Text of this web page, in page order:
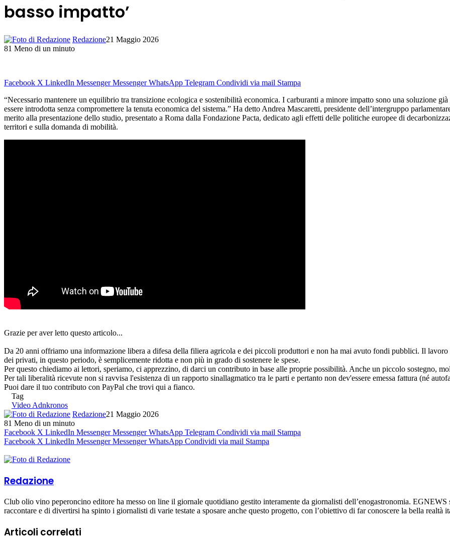
basso impatto’
Redazione21 Maggio 2026
81 Meno di un minuto
Facebook X LinkedIn Messenger Messenger WhatsApp Telegram Condividi via mail Stampa
“Necessario mantenere un equilibrio tra transizione ecologica e sostenibilità economica. I carburanti a minore impatto sono una soluzione
essere introdotta senza compromettere la tenuta economica del sistema.” Ha detto Andrea Mascaretti, presidente dell’intergruppo
merito alla presentazione dello studio, presentato a Roma dalla Fondazione Pacta, dedicato agli effetti delle politiche europee di
territori e sulla domanda di mobilità.
Grazie per aver letto questo articolo...
Da 20 anni offriamo una informazione libera a difesa della filiera agricola e dei piccoli produttori e non ha mai avuto fondi pubblici. Il
dei privati, in questo periodo, è semplicemente ridotta e non più in grado di sostenere le spese.
Per questo chiediamo ai lettori, speriamo, ci apprezzino, di darci un contributo in base alle proprie possibilità. Anche un piccolo sostegno,
Per tali liberalità ricevute non si ravvisa l'esistenza di un rapporto sinallagmatico tra le parti e pertanto non dev'essere emessa fattura (né
Puoi dare il tuo contributo con PayPal che trovi qui a fianco.
Tag
Video Adnkronos
Redazione21 Maggio 2026
81 Meno di un minuto
Facebook X LinkedIn Messenger Messenger WhatsApp Telegram Condividi via mail Stampa
Facebook X LinkedIn Messenger Messenger WhatsApp Condividi via mail Stampa
Redazione
Club olio vino peperoncino editore ha messo on line il giornale quotidiano gestito interamente da giornalisti dell’enogastronomia.
raccontare e di divertirsi ha spinto i giornalisti di varie testate a sposare anche questo progetto, con l’obiettivo di far conoscere la bella realtà
Articoli correlati